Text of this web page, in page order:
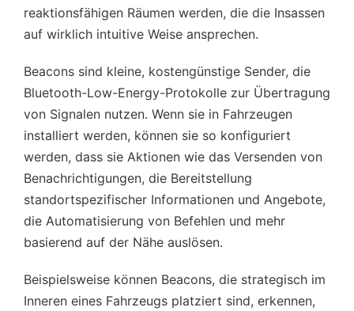
reaktionsfähigen Räumen werden, die die Insassen
auf wirklich intuitive Weise ansprechen.
Beacons sind kleine, kostengünstige Sender, die
Bluetooth-Low-Energy-Protokolle zur Übertragung
von Signalen nutzen. Wenn sie in Fahrzeugen
installiert werden, können sie so konfiguriert
werden, dass sie Aktionen wie das Versenden von
Benachrichtigungen, die Bereitstellung
standortspezifischer Informationen und Angebote,
die Automatisierung von Befehlen und mehr
basierend auf der Nähe auslösen.
Beispielsweise können Beacons, die strategisch im
Inneren eines Fahrzeugs platziert sind, erkennen,